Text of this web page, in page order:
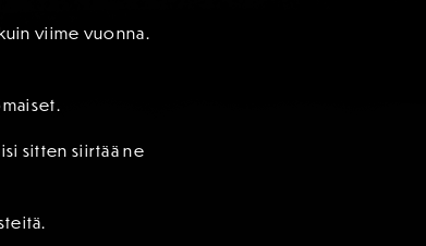
viime vuonna.
sitten siirtää ne